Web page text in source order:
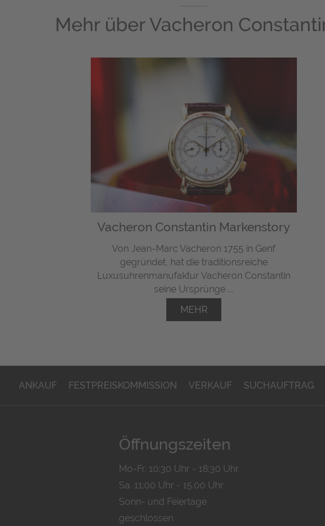
Mehr über Vacheron
Vacheron Constantin Markenstory
Von Jean-Marc Vacheron 1755 in Genf
gegründet, hat die traditionsreiche
Luxusuhrenmanufaktur Vacheron Constantin
seine Ursprünge ...
MEHR
ANKAUF FESTPREISKOMMISSION VERKAUF SUCHAUFTRAG
Öffnungszeiten
Mo-Fr. 10:30 Uhr - 18:30 Uhr
Sa. 11:00 Uhr - 15.00 Uhr
Sonn- und Feiertage
geschlossen